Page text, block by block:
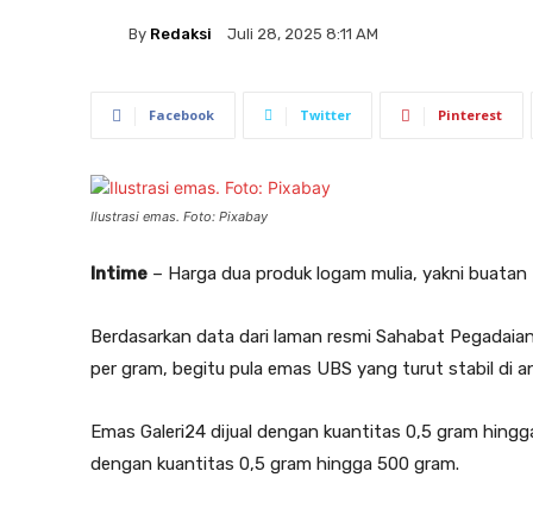
By Redaksi Juli 28, 2025 8:11 AM
Facebook Twitter Pinterest
Ilustrasi emas. Foto: Pixabay
Intime – Harga dua produk logam mulia, yakni
Berdasarkan data dari laman resmi Sahabat
per gram, begitu pula emas UBS yang turut stabil di
‎Emas Galeri24 dijual dengan kuantitas 0,5 gram
dengan kuantitas 0,5 gram hingga 500 gram.